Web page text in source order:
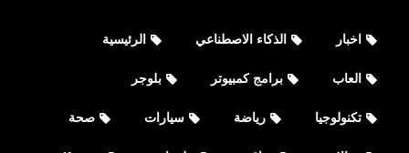
اخبار الذكاء الاصطناعي الرئيسية
العاب برامج كمبيوتر بلوجر
تكنولوجيا رياضة سيارات صحة